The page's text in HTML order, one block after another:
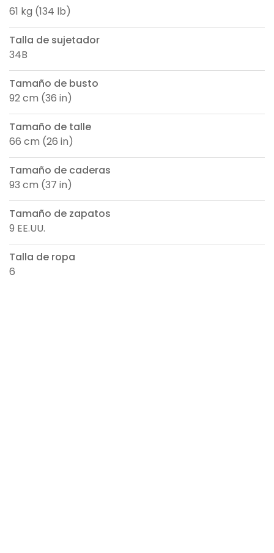
61 kg (134 lb)
Talla de sujetador
34B
Tamaño de busto
92 cm (36 in)
Tamaño de talle
66 cm (26 in)
Tamaño de caderas
93 cm (37 in)
Tamaño de zapatos
9 EE.UU.
Talla de ropa
6